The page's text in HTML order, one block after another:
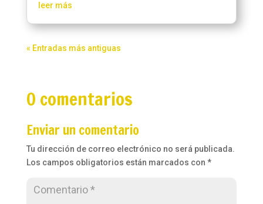
leer más
« Entradas más antiguas
0 comentarios
Enviar un comentario
Tu dirección de correo electrónico no será publicada.
Los campos obligatorios están marcados con *